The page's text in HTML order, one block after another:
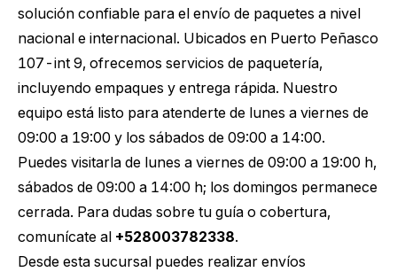
solución confiable para el envío de paquetes a nivel
nacional e internacional. Ubicados en Puerto Peñasco
107-int 9, ofrecemos servicios de paquetería,
incluyendo empaques y entrega rápida. Nuestro
equipo está listo para atenderte de lunes a viernes de
09:00 a 19:00 y los sábados de 09:00 a 14:00.
Puedes visitarla de lunes a viernes de 09:00 a 19:00 h,
sábados de 09:00 a 14:00 h; los domingos permanece
cerrada. Para dudas sobre tu guía o cobertura,
comunícate al +528003782338.
Desde esta sucursal puedes realizar envíos